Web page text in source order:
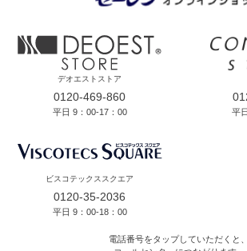
デオエストストア
0120-469-860
平日 9：00-17：00 平
ビスコテックススクエア
0120-35-2036
平日 9：00-18：00
電話番号をタップしていただくと、